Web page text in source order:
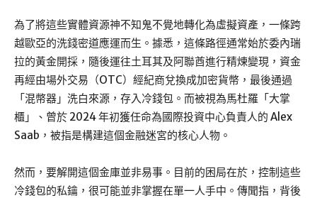
為了將這些實體資源神不知鬼不覺地轉化為虛擬資產，一條跨
越歐亞的洗錢密道應運而生。據悉，這條路徑通常始於委內瑞
拉的黃金開採，隨後運往土耳其及阿聯酋進行精煉變現，資金
再經由場外交易（OTC）經紀商兌換成加密貨幣，最後通過
「混幣器」洗白來源，存入冷錢包。而被視為馬杜羅「大掌
櫃」、曾於 2024 年初獲任命為國際投資中心負責人的 Alex
Saab，被指是構建這個金融迷宮的核心人物。
然而，要解開這個金庫並非易事。目前的困局在於，控制這些
冷錢包的私鑰，很可能並非掌握在單一人手中。傳聞指，背後